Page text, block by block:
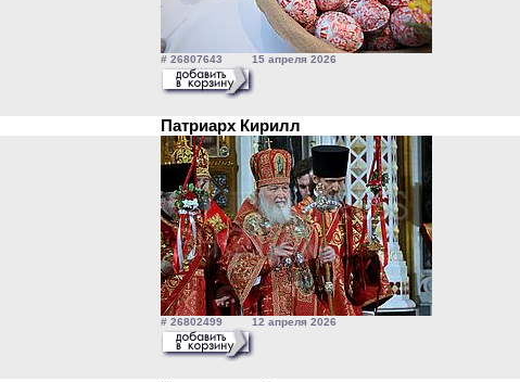
# 26807643 15 апреля 2026
Патриарх Кирилл
# 26802499 12 апреля 2026